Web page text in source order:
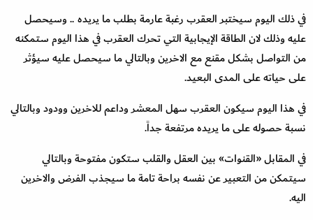
في ذلك اليوم سيختبر العقرب رغبة عارمة بطلب ما يريده .. وسيحصل
عليه وذلك لان الطاقة الإيجابية التي تحرك العقرب في هذا اليوم ستمكنه
من التواصل بشكل مقنع مع الاخرين وبالتالي ما سيحصل عليه سيؤثر
على حياته على المدى البعيد.
في هذا اليوم سيكون العقرب سهل المعشر وداعم للاخرين وودود وبالتالي
نسبة حصوله على ما يريده مرتفعة جداً.
في المقابل«القنوات»بين العقل والقلب ستكون مفتوحة وبالتالي
سيتمكن من التعبير عن نفسه براحة تامة ما سيجذب الفرض والاخرين
اليه.